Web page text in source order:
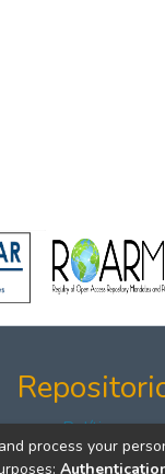
Políticas
Formatos
process your